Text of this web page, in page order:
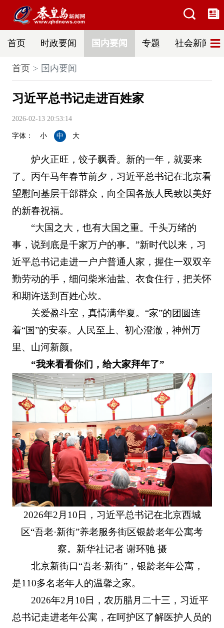
首页 时政要闻 国内要闻 专题 社会新闻
首页 国内要闻
习近平总书记走进百姓家
2026-02-13 20:53:14
字体： 小 中 大
炉火正旺，饺子飘香。新的一年，就要来
了。丙午马年春节前夕，习近平总书记在北京看
望慰问基层干部群众，向全国各族人民致以美好
的新春祝福。
“大国之大，也有大国之重。千头万绪的
事，说到底是千家万户的事。”新时代以来，习
近平总书记走进一户户普通人家，握住一双双辛
勤劳动的手，细问柴米油盐、衣食住行，把关怀
和期许送到百姓心坎。
关爱盈斗室，真情满华夏。“家”的团圆连
着“国”的安泰。人民至上、初心澄澈，神州万
里、山河新颜。
“我来看看你们，给大家拜年了”
2026年2月10日，习近平总书记在北京西城
区“吾老·新街”养老服务街区银龄老年公寓考
察。新华社记者 谢环驰 摄
北京新街口“吾老·新街”，银龄老年公寓，
是110多名老年人的温馨之家。
2026年2月10日，农历腊月二十三，习近平
总书记走进老年公寓，在呵护区了解医护人员的